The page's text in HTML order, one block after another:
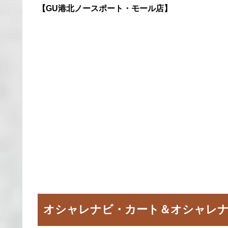
【GU港北ノースポート・モール店】
オシャレナビ・カート＆オシャレ